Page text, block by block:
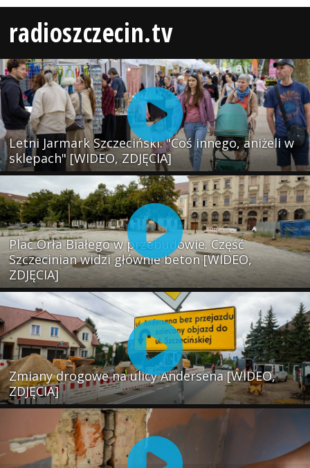
radioszczecin.tv
Letni Jarmark Szczeciński. "Coś innego, aniżeli w
sklepach" [WIDEO, ZDJĘCIA]
Plac Orła Białego w przebudowie. Część
Szczecinian widzi głównie beton [WIDEO,
ZDJĘCIA]
Zmiany drogowe na ulicy Andersena [WIDEO,
ZDJĘCIA]